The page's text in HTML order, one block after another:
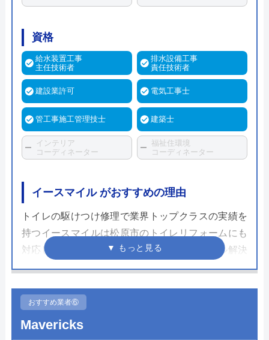
資格
給水装置工事
主任技術者
排水設備工事
責任技術者
建設業許可 電気工事士
管工事施工管理技士 建築士
インテリア
コーディネーター
福祉住環境
コーディネーター
イースマイル がおすすめの理由
トイレの駆けつけ修理で業界トップクラスの実績を
持つイースマイルは松原市のトイレリフォームにも
対応しています。これまでの水まわりトラブル解決
の知識や経験は非常に信頼できるものであり、さま
工事業者」であるため、信頼できる業者であるとい
おすすめ業者⑥
Mavericks